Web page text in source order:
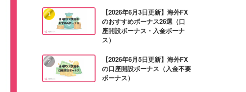
【2026年6月3日更新】海外FX
のおすすめボーナス26選（口
座開設ボーナス・入金ボーナ
ス）
【2026年6月5日更新】海外FX
の口座開設ボーナス（入金不要
ボーナス）